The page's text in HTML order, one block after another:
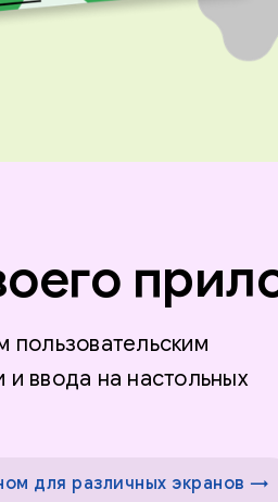
ввода на настольных
для различных экранов →